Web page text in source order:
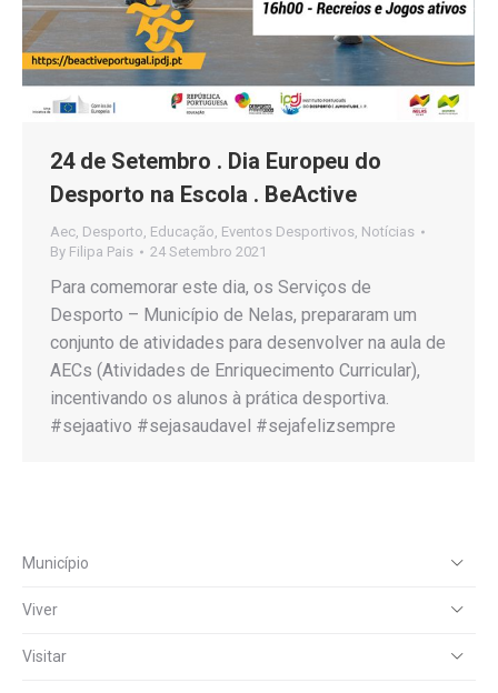
24 de Setembro . Dia Europeu do
Desporto na Escola . BeActive
Aec, Desporto, Educação, Eventos Desportivos, Notícias
By Filipa Pais 24 Setembro 2021
Para comemorar este dia, os Serviços de
Desporto – Município de Nelas, prepararam um
conjunto de atividades para desenvolver na aula de
AECs (Atividades de Enriquecimento Curricular),
incentivando os alunos à prática desportiva.
#sejaativo #sejasaudavel #sejafelizsempre
Município
Viver
Visitar